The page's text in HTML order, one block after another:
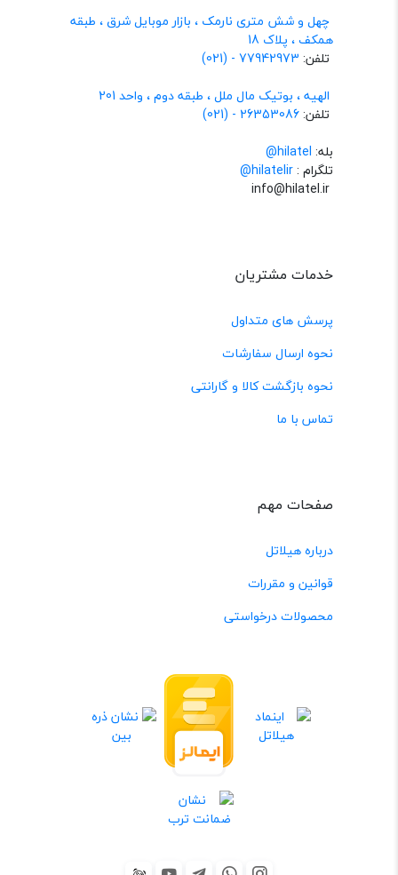
چهل و شش متری نارمک ، بازار موبایل شرق ، طبقه
همکف ، پلاک 18
تلفن: 77942973 - (021)
الهیه ، بوتیک مال ملل ، طبقه دوم ، واحد 201
تلفن:26353086 - (021)
بله: hilatel@
تلگرام :@hilatelir
خدمات مشتریان
پرسش های متداول
نحوه ارسال سفارشات
نحوه بازگشت کالا و گارانتی
تماس با ما
صفحات مهم
درباره هیلاتل
قوانین و مقررات
محصولات درخواستی